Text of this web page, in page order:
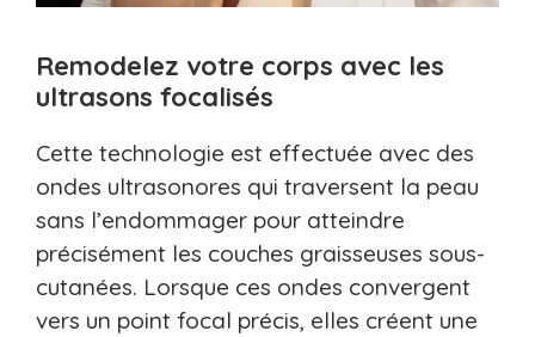
Remodelez votre corps avec les
ultrasons focalisés
Cette technologie est effectuée avec des
ondes ultrasonores qui traversent la peau
sans l’endommager pour atteindre
précisément les couches graisseuses sous-
cutanées. Lorsque ces ondes convergent
vers un point focal précis, elles créent une